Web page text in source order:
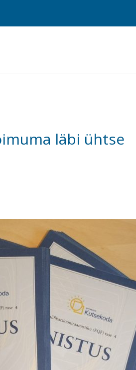
läbi ühtse